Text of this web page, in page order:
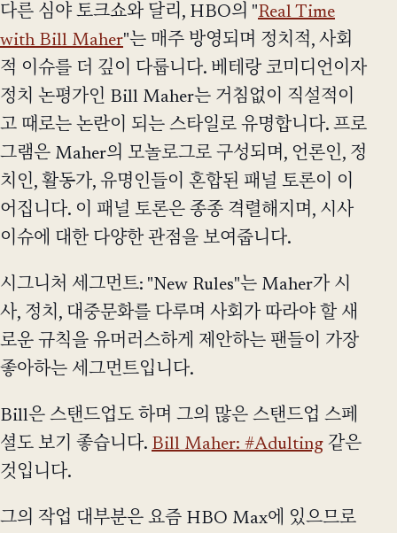
다른 심야 토크쇼와 달리, HBO의 "Real Time
with Bill Maher"는 매주 방영되며 정치적, 사회
적 이슈를 더 깊이 다룹니다. 베테랑 코미디언이자
정치 논평가인 Bill Maher는 거침없이 직설적이
고 때로는 논란이 되는 스타일로 유명합니다. 프로
그램은 Maher의 모놀로그로 구성되며, 언론인, 정
치인, 활동가, 유명인들이 혼합된 패널 토론이 이
어집니다. 이 패널 토론은 종종 격렬해지며, 시사
이슈에 대한 다양한 관점을 보여줍니다.
시그니처 세그먼트: "New Rules"는 Maher가 시
사, 정치, 대중문화를 다루며 사회가 따라야 할 새
로운 규칙을 유머러스하게 제안하는 팬들이 가장
좋아하는 세그먼트입니다.
Bill은 스탠드업도 하며 그의 많은 스탠드업 스페
셜도 보기 좋습니다. Bill Maher: #Adulting 같은
것입니다.
그의 작업 대부분은 요즘 HBO Max에 있으므로